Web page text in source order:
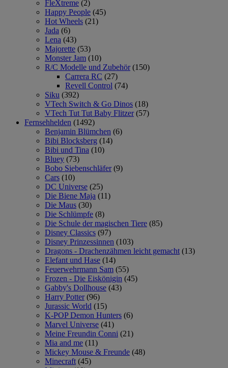
FleXtreme (2)
Happy People (45)
Hot Wheels (21)
Jada (6)
Lena (43)
Majorette (53)
Monster Jam (10)
R/C Modelle und Zubehör (150)
Carrera RC (27)
Revell Control (74)
Siku (392)
VTech Switch & Go Dinos (18)
VTech Tut Tut Baby Flitzer (57)
Fernsehhelden (1492)
Benjamin Blümchen (6)
Bibi Blocksberg (14)
Bibi und Tina (10)
Bluey (73)
Bobo Siebenschläfer (9)
Cars (10)
DC Universe (25)
Die Biene Maja (11)
Die Maus (30)
Die Schlümpfe (8)
Die Schule der magischen Tiere (85)
Disney Classics (97)
Disney Prinzessinnen (103)
Dragons - Drachenzähmen leicht gemacht (13)
Elefant und Hase (14)
Feuerwehrmann Sam (55)
Frozen - Die Eiskönigin (45)
Gabby's Dollhouse (43)
Harry Potter (96)
Jurassic World (15)
K-POP Demon Hunters (6)
Marvel Universe (41)
Meine Freundin Conni (21)
Mia and me (11)
Mickey Mouse & Freunde (48)
Minecraft (45)